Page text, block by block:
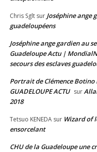
Chris Sglt sur Joséphine ange
guadeloupéens
Joséphine ange gardien au
Guadeloupe Actu |
secours des esclaves
Portrait de Clémence
GUADELOUPE ACTU sur
2018
Tetsuo KENEDA sur Wizard of
ensorcelant
CHU de la Guadeloupe une